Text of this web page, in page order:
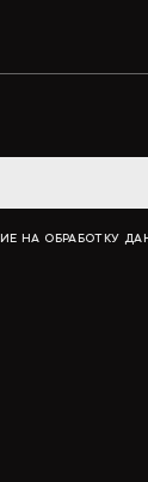
НА ОБРАБОТКУ